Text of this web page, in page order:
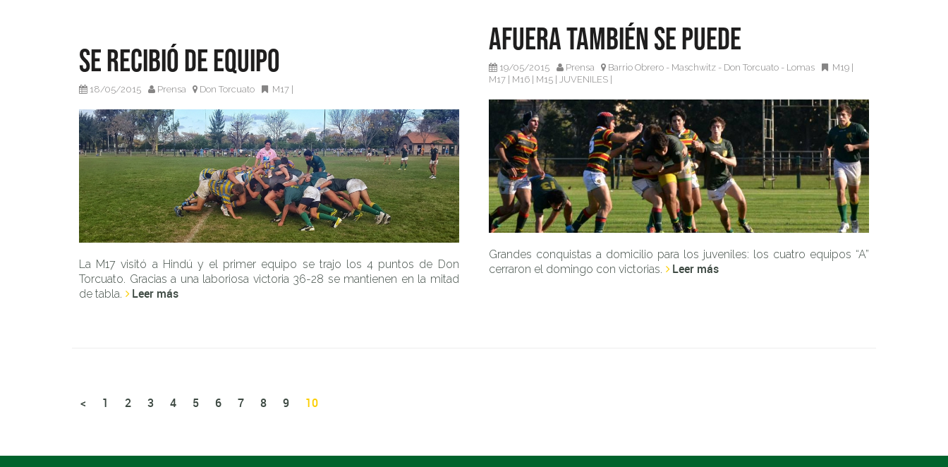
Afuera también se puede
19/05/2015 Prensa Barrio Obrero - Maschwitz - Don Torcuato - Lomas M19|
M17
M16 M15 JUVENILES
Grandes conquistas a domicilio para los juveniles: los cuatro equipos “A”
cerraron el domingo con victorias.
Leer más
Se recibió de equipo
18/05/2015 Prensa Don Torcuato M17|
La M17 visitó a Hindú y el primer equipo se trajo los 4 puntos de Don
Torcuato. Gracias a una laboriosa victoria 36-28 se mantienen en la mitad
de tabla.
Leer más
< 1 2 3 4 5 6 7 8 9 10